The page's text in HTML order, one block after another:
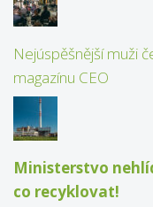
Nejúspěšnější muži
magazínu CEO
Ministerstvo
co recyklovat!